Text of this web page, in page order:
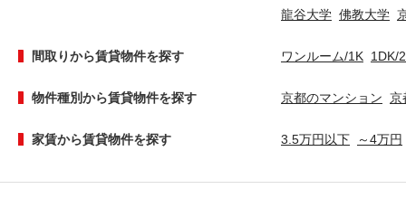
龍谷大学 佛教大学
間取りから賃貸物件を探す ワンルーム/1K 1DK/
物件種別から賃貸物件を探す 京都のマンション 京
家賃から賃貸物件を探す 3.5万円以下 ～4万円